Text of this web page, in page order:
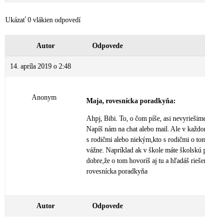
Ukázať 0 vlákien odpovedí
Autor Odpovede
14. apríla 2019 o 2:48
Anonym Maja, rovesnícka poradkyňa:
Ahpj, Bibi. To, o čom píše, asi
Napíš nám na chat alebo mail. Ale v
s rodičmi alebo niekým,kto s rodičmi o
vážne. Napríklad ak v škole máte školskú
dobre,že o tom hovoríš aj tu a hľadáš
rovesnícka poradkyňa
Autor Odpovede